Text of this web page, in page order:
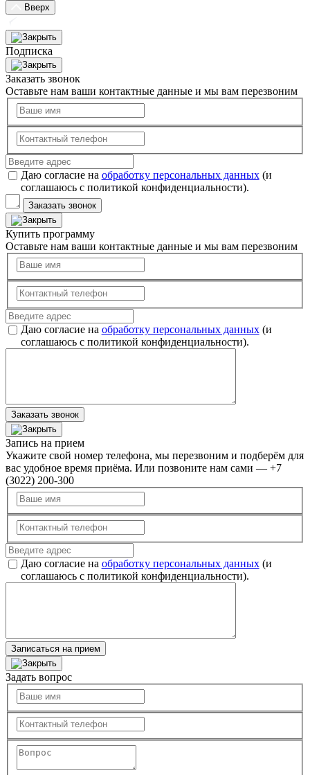
Вверх
Подписка
Заказать звонок
Оставьте нам ваши контактные данные и мы вам перезвоним
Даю согласие на обработку персональных данных(и
соглашаюсь с политикой конфиденциальности).
Заказать звонок
Купить программу
Оставьте нам ваши контактные данные и мы вам перезвоним
Даю согласие на обработку персональных данных(и
соглашаюсь с политикой конфиденциальности).
Заказать звонок
Запись на прием
Укажите свой номер телефона, мы перезвоним и подберём для
вас удобное время приёма. Или позвоните нам сами — +7
(3022) 200-300
Даю согласие на обработку персональных данных(и
соглашаюсь с политикой конфиденциальности).
Записаться на прием
Задать вопрос